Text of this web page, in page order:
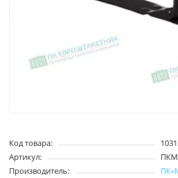
Код товара:
Артикул:
Производитель: